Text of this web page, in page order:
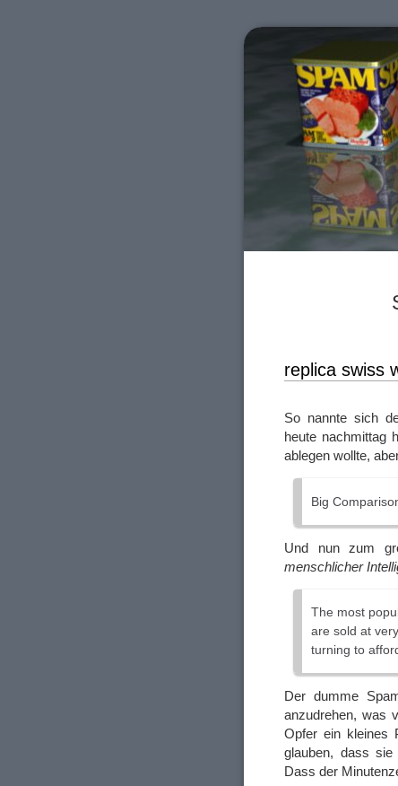
replica swiss
So nannte sich
heute nachmittag
ablegen wollte,
Big
Und nun zum
menschlicher
The most
are sold at
turning to
Der dumme
anzudrehen, was
Opfer ein kleines
glauben, dass
Dass der